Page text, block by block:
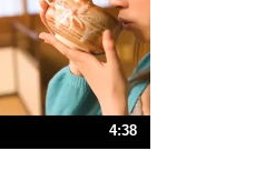
になれない原因は、行動しないから。
考になる30の方法
んとかなるもの。
30の方法
4:38